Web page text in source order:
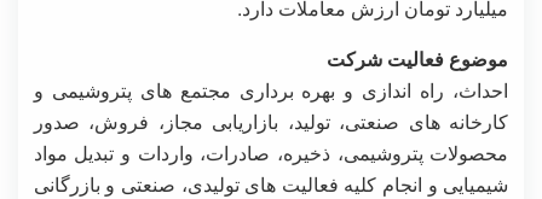
میلیارد تومان ارزش معاملات دارد.
موضوع فعالیت شرکت
احداث، راه‌ اندازی و بهره ‌برداری مجتمع‌ های پتروشیمی و
کارخانه‌ های صنعتی، تولید، بازاریابی مجاز، فروش، صدور
محصولات پتروشیمی، ذخیره، صادرات، واردات و تبدیل مواد
شیمیایی و انجام کلیه فعالیت ‌های تولیدی، صنعتی و بازرگانی